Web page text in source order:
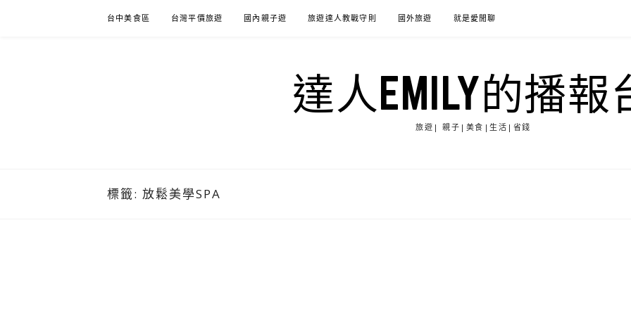
台中美食區 台灣平價旅遊 國內親子遊 旅遊達人教戰守則 國外旅遊 就是愛閒聊
達人EMILY的播報
旅遊| 親子|美食|生活|省錢
標籤: 放鬆美學SPA